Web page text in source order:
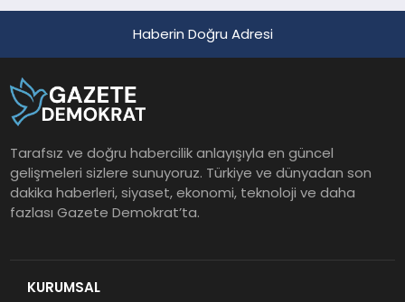
Haberin Doğru Adresi
Tarafsız ve doğru habercilik anlayışıyla en güncel
gelişmeleri sizlere sunuyoruz. Türkiye ve dünyadan son
dakika haberleri, siyaset, ekonomi, teknoloji ve daha
fazlası Gazete Demokrat’ta.
KURUMSAL